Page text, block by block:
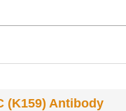
(K159) Antibody